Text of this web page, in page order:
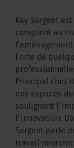
Kay Sargent
comptent au
Forte de
Principal chez
des espaces
soulignant
l’innovation.
Sargent parle
travail